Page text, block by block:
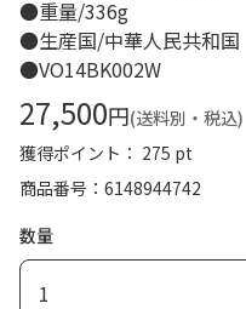
●重量/336g
●生産国/中華人民共和国
●VO14BK002W
27,500円(送料別・税込)
獲得ポイント： 275 pt
商品番号
6148944742
数量
1